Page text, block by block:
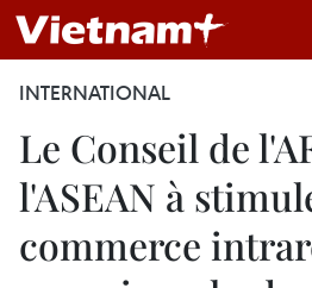
INTERNATIONAL
Le Conseil de
l'ASEAN à
commerce